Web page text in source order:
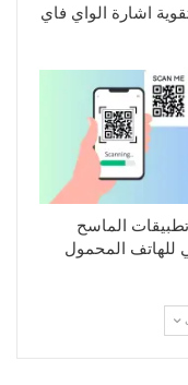
اشارة الواي فاي
الماسح
للهاتف المحمول